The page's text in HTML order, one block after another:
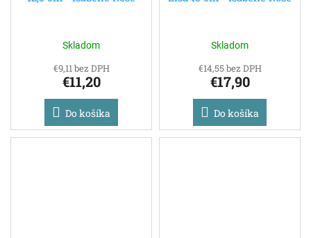
Skladom
€9,11 bez DPH
€11,20
Do košíka
Skladom
€14,55 bez DPH
€17,90
Do košíka